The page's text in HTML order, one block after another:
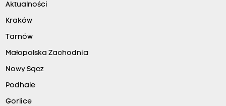
Aktualności
Kraków
Tarnów
Małopolska Zachodnia
Nowy Sącz
Podhale
Gorlice